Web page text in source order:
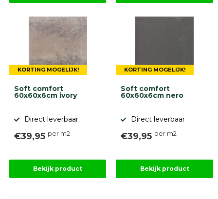
KORTING MOGELIJK!
Soft comfort
60x60x6cm ivory
Direct leverbaar
€39,95 per m2
Bekijk product
KORTING MOGELIJK!
Soft comfort
60x60x6cm nero
Direct leverbaar
€39,95 per m2
Bekijk product